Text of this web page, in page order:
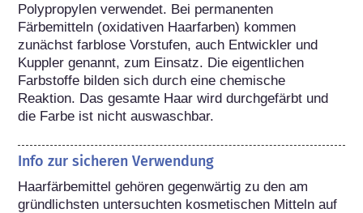
Polypropylen verwendet. Bei permanenten
Färbemitteln (oxidativen Haarfarben) kommen
zunächst farblose Vorstufen, auch Entwickler und
Kuppler genannt, zum Einsatz. Die eigentlichen
Farbstoffe bilden sich durch eine chemische
Reaktion. Das gesamte Haar wird durchgefärbt und
die Farbe ist nicht auswaschbar.
Info zur sicheren Verwendung
Haarfärbemittel gehören gegenwärtig zu den am
gründlichsten untersuchten kosmetischen Mitteln auf